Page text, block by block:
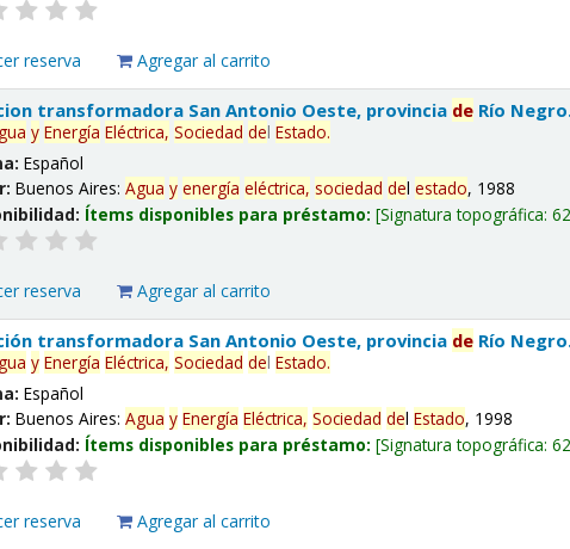
reserva Agregar al carrito
transformadora San Antonio Oeste, provincia de Río
y Energía Eléctrica, Sociedad delEstado.
Español
Buenos Aires:Agua y energía eléctrica, sociedad delestado, 1988
Ítems disponibles para préstamo: Signatura topográfica:
reserva Agregar al carrito
transformadora San Antonio Oeste, provincia de Río
y Energía Eléctrica, Sociedad delEstado.
Español
Buenos Aires:Agua y Energía Eléctrica, Sociedad delEstado, 1998
Ítems disponibles para préstamo: Signatura topográfica:
reserva Agregar al carrito